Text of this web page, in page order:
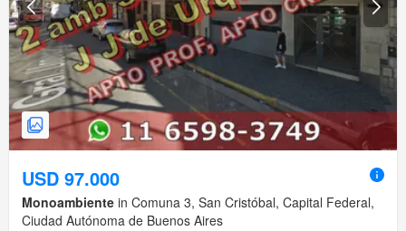
USD 97.000
Monoambiente in Comuna 3, San Cristóbal, Capital Federal,
Ciudad Autónoma de Buenos Aires